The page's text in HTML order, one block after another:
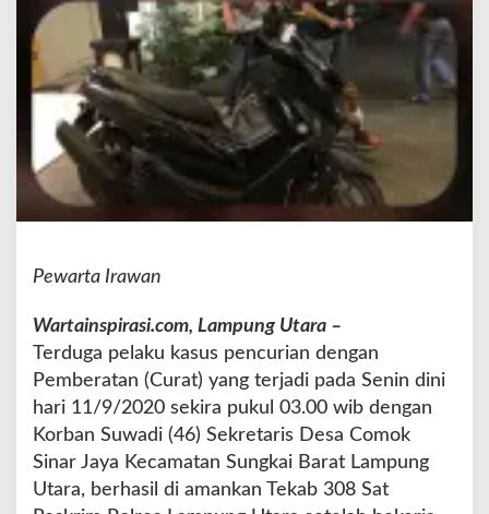
P
o
e
L
m
g
t
a
r
a
A
m
a
n
k
Pewarta Irawan
Wartainspirasi.com, Lampung Utara –
Terduga pelaku kasus pencurian dengan
Pemberatan (Curat) yang terjadi pada Senin dini
hari 11/9/2020 sekira pukul 03.00 wib dengan
Korban Suwadi (46) Sekretaris Desa Comok
Sinar Jaya Kecamatan Sungkai Barat Lampung
Utara, berhasil di amankan Tekab 308 Sat